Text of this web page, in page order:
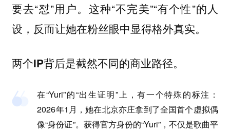
要去“怼”用户。这种“不完美”“有个性”的人
设，反而让她在粉丝眼中显得格外真实。
两个IP背后是截然不同的商业路径。
在“Yuri”的“出生证明”上，有一个特殊的标注：
2026年1月，她在北京亦庄拿到了全国首个虚拟偶
像“身份证”。获得官方身份的“Yuri”，不仅是歌曲平